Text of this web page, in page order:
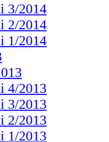
3/2014
2/2014
1/2014
4/2013
3/2013
2/2013
1/2013